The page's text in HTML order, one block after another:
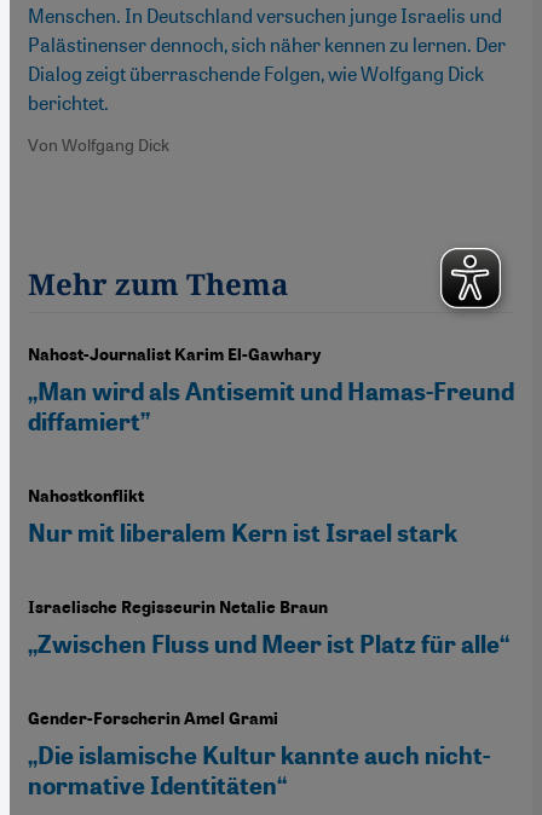
Menschen. In Deutschland versuchen junge Israelis und
Palästinenser dennoch, sich näher kennen zu lernen. Der
Dialog zeigt überraschende Folgen, wie Wolfgang Dick
berichtet.
Von Wolfgang Dick
Mehr zum Thema
Nahost-Journalist Karim El-Gawhary
„Man wird als Antisemit und Hamas-Freund
diffamiert”
Nahostkonflikt
Nur mit liberalem Kern ist Israel stark
Israelische Regisseurin Netalie Braun
„Zwischen Fluss und Meer ist Platz für alle“
Gender-Forscherin Amel Grami
„Die islamische Kultur kannte auch nicht-
normative Identitäten“